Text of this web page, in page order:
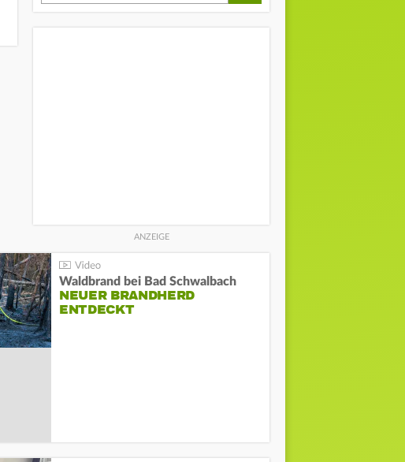
Waldbrand bei Bad Schwalbach
NEUER BRANDHERD
ENTDECKT